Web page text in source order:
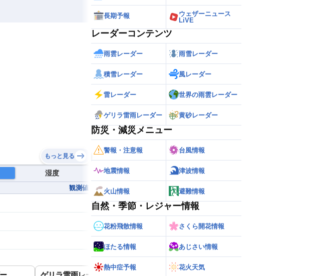
もっと見る
湿度
観測値
長期予報
ウェザーニュース
LiVE
レーダーコンテンツ
雨雲レーダー 雨雪レーダー
積雪レーダー 風レーダー
雷レーダー 世界の雨雲レーダー
ゲリラ雷雨レーダー 黄砂レーダー
防災・減災メニュー
警報・注意報 台風情報
地震情報 津波情報
火山情報 避難情報
自然・季節・レジャー情報
花粉飛散情報 さくら開花情報
ほたる情報 あじさい情報
熱中症予報 花火天気